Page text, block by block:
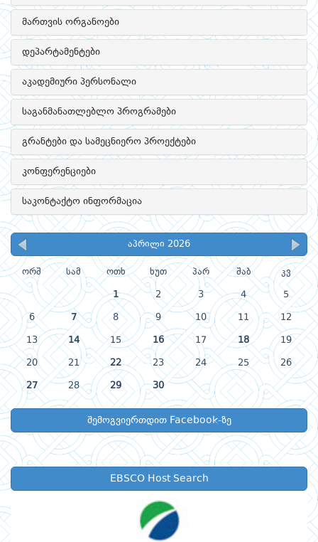
მართვის ორგანოები
დეპარტამენტები
აკადემიური პერსონალი
საგანმანათლებლო პროგრამები
გრანტები და სამეცნიერო პროექტები
კონფერენციები
საკონტაქტო ინფორმაცია
აპრილი 2026
ორშ სამ ოთხ ხუთ პარ შაბ კვ
1 2 3 4 5
6 7 8 9 10 11 12
13 14 15 16 17 18 19
20 21 22 23 24 25 26
27 28 29 30
შემოგვიერთდით Facebook-ზე
EBSCO Host Search